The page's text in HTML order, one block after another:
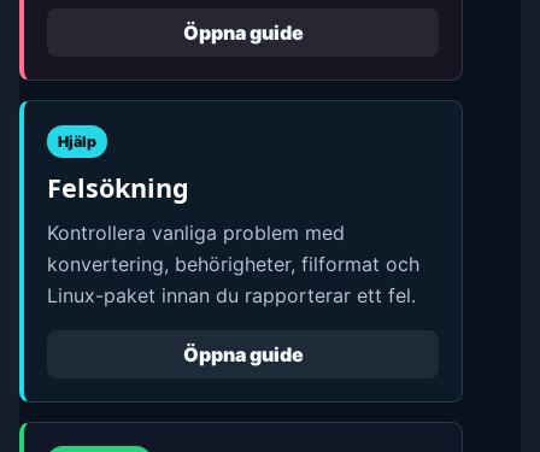
Öppna guide
Hjälp
Felsökning
Kontrollera vanliga problem med
konvertering, behörigheter, filformat och
Linux-paket innan du rapporterar ett fel.
Öppna guide